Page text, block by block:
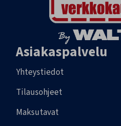
Asiakaspalvelu
Yhteystiedot
Tilausohjeet
Maksutavat